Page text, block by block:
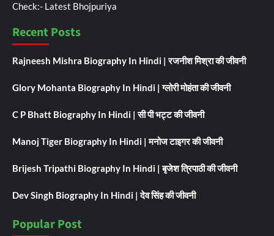
Check:- Latest Bhojpuriya
Recent Posts
Rajneesh Mishra Biography In Hindi | रजनीश मिश्रा की जीवनी
Glory Mohanta Biography In Hindi | ग्लोरी मोहंता की जीवनी
C P Bhatt Biography In Hindi | सी पी भट्ट की जीवनी
Manoj Tiger Biography In Hindi | मनोज टाइगर की जीवनी
Brijesh Tripathi Biography In Hindi | बृजेश त्रिपाठी की जीवनी
Dev Singh Biography In Hindi | देव सिंह की जीवनी
Popular Post